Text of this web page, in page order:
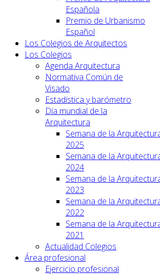
Española
Premio de Urbanismo
Español
Los Colegios de Arquitectos
Los Colegios
Agenda Arquitectura
Normativa Común de
Visado
Estadística y barómetro
Día mundial de la
Arquitectura
Semana de la
2025
Semana de la
2024
Semana de la
2023
Semana de la
2022
Semana de la
2021
Actualidad Colegios
Área profesional
Ejercicio profesional